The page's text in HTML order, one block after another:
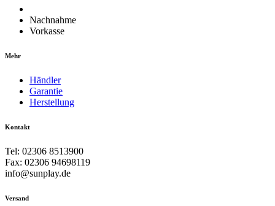
Nachnahme
Vorkasse
Mehr
Händler
Garantie
Herstellung
Kontakt
Tel: 02306 8513900
Fax: 02306 94698119
info@sunplay.de
Versand